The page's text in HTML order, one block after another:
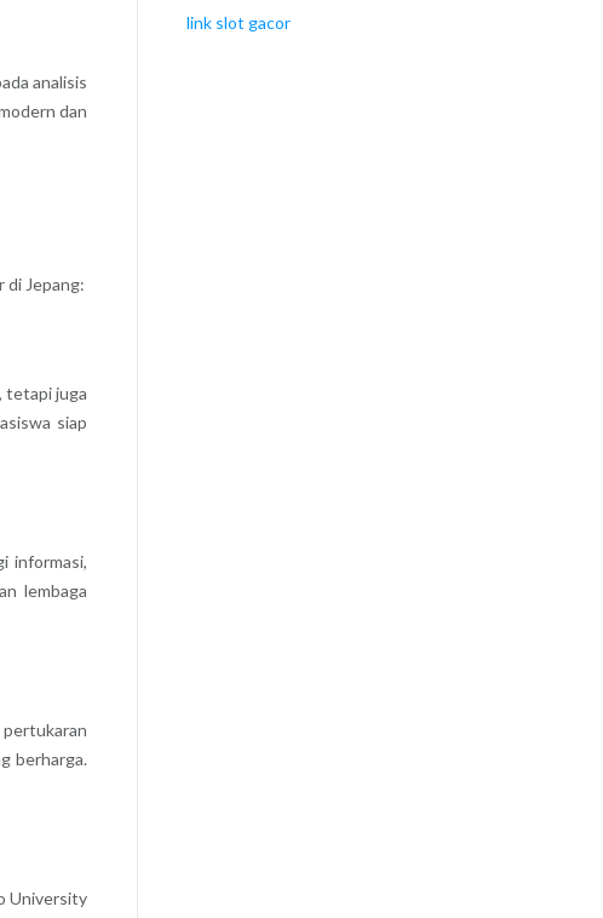
analisis
dan
di Jepang:
tetapi juga
siap
informasi,
lembaga
pertukaran
berharga.
University
link slot gacor